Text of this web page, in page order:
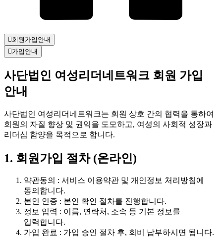
회원가입안내
가입안내
사단법인 여성리더네트워크 회원 가입
안내
사단법인 여성리더네트워크는 회원 상호 간의 협력을 통하여
회원의 자질 향상 및 권익을 도모하고, 여성의 사회적 성장과
리더십 함양을 목적으로 합니다.
1. 회원가입 절차 (온라인)
약관동의 : 서비스 이용약관 및 개인정보 처리방침에
동의합니다.
본인 인증 : 본인 확인 절차를 진행합니다.
정보 입력 : 이름, 연락처, 소속 등 기본 정보를
입력합니다.
가입 완료 : 가입 승인 절차 후, 회비 납부하시면 됩니다.